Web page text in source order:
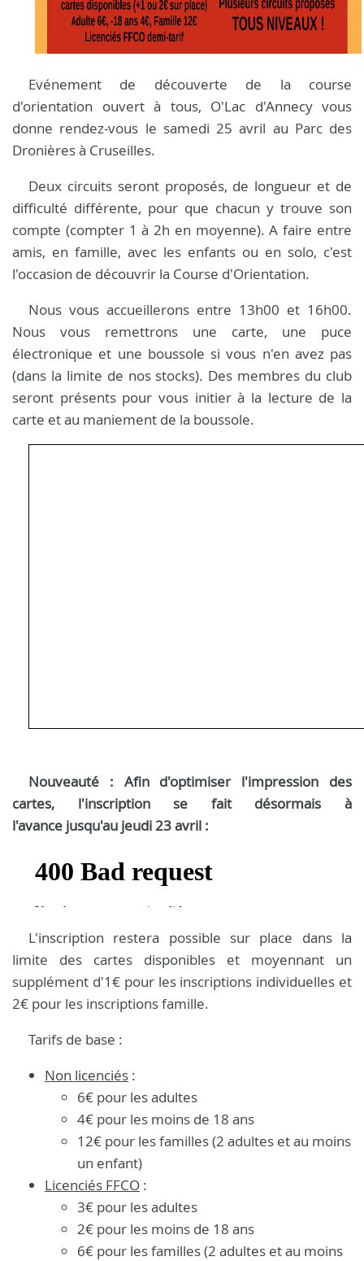
Evénement de découverte de la course
d'orientation ouvert à tous, O'Lac d'Annecy vous
donne rendez-vous le samedi 25 avril au Parc des
Dronières à Cruseilles.
Deux circuits seront proposés, de longueur et de
difficulté différente, pour que chacun y trouve son
compte (compter 1 à 2h en moyenne). A faire entre
amis, en famille, avec les enfants ou en solo, c'est
l'occasion de découvrir la Course d'Orientation.
Nous vous accueillerons entre 13h00 et 16h00.
Nous vous remettrons une carte, une puce
électronique et une boussole si vous n'en avez pas
(dans la limite de nos stocks). Des membres du club
seront présents pour vous initier à la lecture de la
carte et au maniement de la boussole.
Nouveauté : Afin d'optimiser l'impression des
cartes, l'inscription se fait désormais à
l'avance jusqu'au jeudi 23 avril :
L'inscription restera possible sur place dans la
limite des cartes disponibles et moyennant un
supplément d'1€ pour les inscriptions individuelles et
2€ pour les inscriptions famille.
Tarifs de base :
Non licenciés :
6€ pour les adultes
4€ pour les moins de 18 ans
12€ pour les familles (2 adultes et au moins
un enfant)
Licenciés FFCO :
3€ pour les adultes
2€ pour les moins de 18 ans
6€ pour les familles (2 adultes et au moins